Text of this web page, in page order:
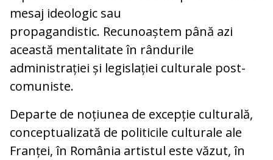
mesaj ideologic sau
propagandistic. Recunoaștem până azi
această mentalitate în rândurile
administrației și legislației culturale post-
comuniste.
Departe de noțiunea de excepție culturală,
conceptualizată de politicile culturale ale
Franței, în România artistul este văzut, în